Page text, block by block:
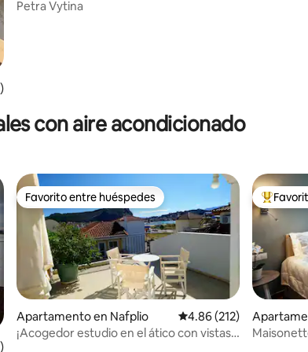
promedio: 5.0 de 5, 12 reseñas
Petra Vytina
con aire acondicionado
promedio: 4.81 de 5, 166 reseñas
Favorito entre huéspedes
Favorito entre huéspedes
Apartamento en Nafplio Calificación promedio:
4.86 (212)
¡Acogedor estudio en el ático con vistas
Favorito